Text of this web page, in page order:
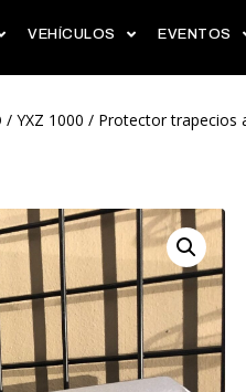
VEHÍCULOS EVENTOS
/ YXZ 1000 / Protector trapecios